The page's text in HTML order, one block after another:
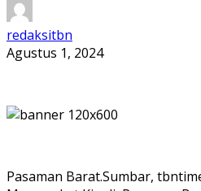
redaksitbn
Agustus 1, 2024
Pasaman Barat.Sumbar,